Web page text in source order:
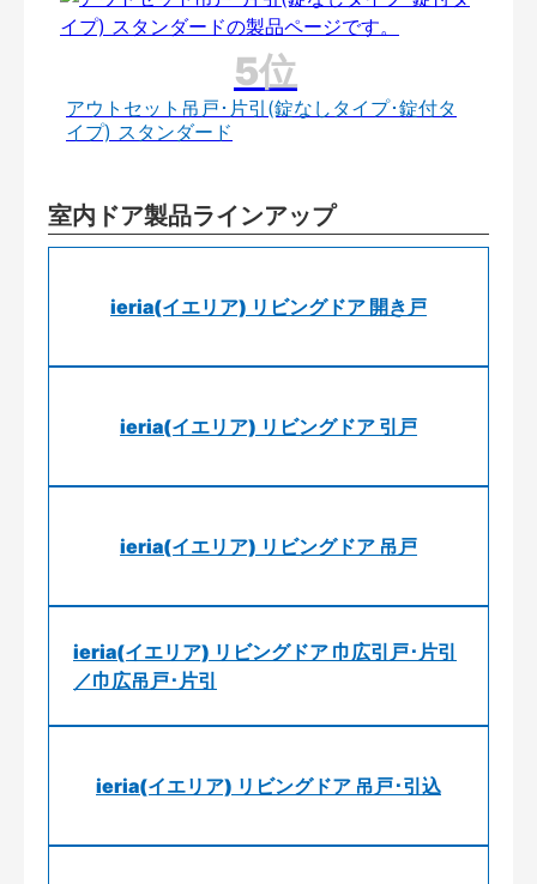
アウトセット吊戸･片引(錠なしタイプ･錠付タ
イプ) スタンダード
室内ドア製品ラインアップ
ieria(イエリア) リビングドア 開き戸
ieria(イエリア) リビングドア 引戸
ieria(イエリア) リビングドア 吊戸
ieria(イエリア) リビングドア 巾広引戸･片引
／巾広吊戸･片引
ieria(イエリア) リビングドア 吊戸･引込